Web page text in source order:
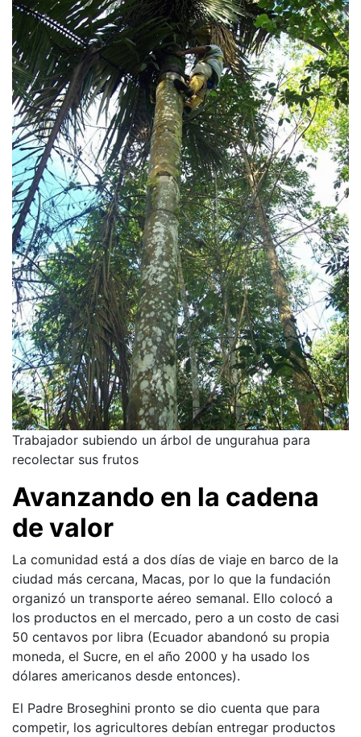
Trabajador subiendo un árbol de ungurahua para
recolectar sus frutos
Avanzando en la cadena
de valor
La comunidad está a dos días de viaje en barco de la
ciudad más cercana, Macas, por lo que la fundación
organizó un transporte aéreo semanal. Ello colocó a
los productos en el mercado, pero a un costo de casi
50 centavos por libra (Ecuador abandonó su propia
moneda, el Sucre, en el año 2000 y ha usado los
dólares americanos desde entonces).
El Padre Broseghini pronto se dio cuenta que para
competir, los agricultores debían entregar productos